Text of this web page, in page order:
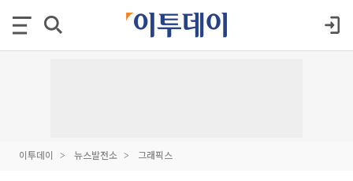
이투데이 뉴스발전소 그래픽스